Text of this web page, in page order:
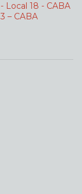
Local 18 - CABA
– CABA